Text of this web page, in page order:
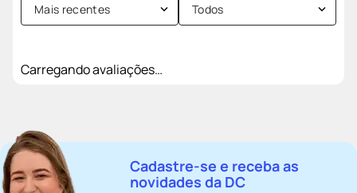
Mais recentes Todos
Carregando avaliações…
Cadastre-se e receba as
novidades da DC